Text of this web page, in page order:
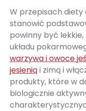
W przepisach diety
stanowić
powinny być
układu
warzywa i owoce
jesieniąi zimą i
produkty, które w
biologicznie